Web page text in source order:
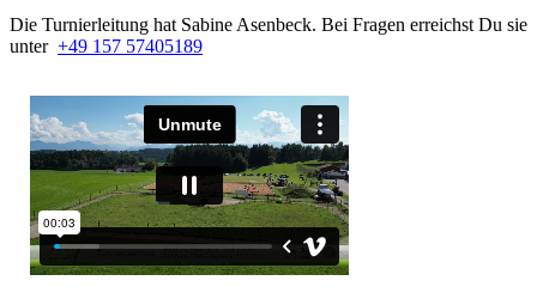
Die Turnierleitung hat Sabine Asenbeck. Bei Fragen erreichst Du sie
unter +49 157 57405189